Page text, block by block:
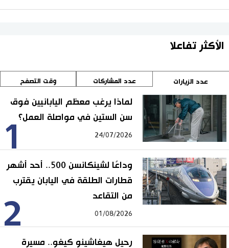
الأكثر تفاعلا
عدد الزيارات عدد المشاركات وقت التصفح
1
لماذا يرغب معظم اليابانيين فوق
سن الستين في مواصلة العمل؟
24/07/2026
2
وداعًا لشينكانسن 500.. أحد أشهر
قطارات الطلقة في اليابان يقترب
من التقاعد
01/08/2026
رحيل هيغاشينو كيغو.. مسيرة